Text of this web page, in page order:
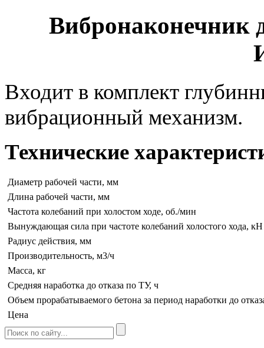
Вибронаконечник
Входит в комплект
вибрационный механизм.
Технические
Диаметр рабочей части, мм
Длина рабочей части, мм
Частота колебаний при холостом ходе, об./мин
Вынуждающая сила при частоте колебаний холостого хода, кН
Радиус действия, мм
Производительность, м3/ч
Масса, кг
Средняя наработка до отказа по ТУ, ч
Объем прорабатываемого бетона за период наработки до
Цена